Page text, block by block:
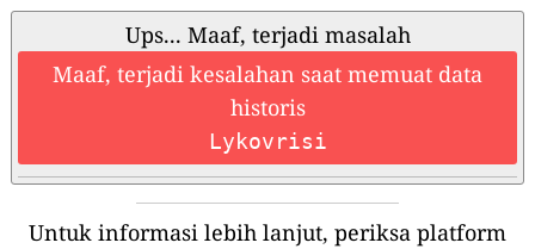
Ups... Maaf, terjadi masalah
Maaf, terjadi kesalahan saat memuat data
historis
Lykovrisi
Untuk informasi lebih lanjut, periksa platform